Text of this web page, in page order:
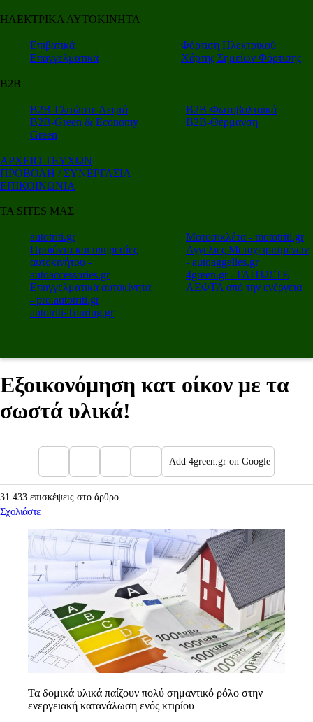
ΗΛΕΚΤΡΙΚΑ ΑΥΤΟΚΙΝΗΤΑ
Επιβατικά
Επαγγελματικά
Φόρτιση Ηλεκτρικού
Χάρτης Σημείων Φόρτισης
Β2Β
Β2Β-Γλιτώστε Λεφτά
Β2Β-Green & Economy
Green
Β2Β-Φωτοβολταϊκά
Β2Β-Θέρμανση
ΑΡΧΕΙΟ ΤΕΥΧΩΝ
ΠΡΟΒΟΛΗ / ΣΥΝΕΡΓΑΣΙΑ
ΕΠΙΚΟΙΝΩΝΙΑ
ΤΑ SITES ΜΑΣ
autotriti.gr
Προϊόντα και υπηρεσίες
αυτοκινήτου -
autoaccessories.gr
Επαγγελματικά αυτοκίνητα
- pro.autotriti.gr
autotriti-Touring.gr
Μοτοσικλέτα - mototriti.gr
Αγγελιες Μεταχειρισμένων
- autoaggelies.gr
4green.gr - ΓΛΙΤΩΣΤΕ
ΛΕΦΤΑ από την ενέργεια
Εξοικονόμηση κατ οίκον με τα
σωστά υλικά!
Add 4green.gr on Google
31.433 επισκέψεις στο άρθρο
Σχολιάστε
Τα δομικά υλικά παίζουν πολύ σημαντικό ρόλο στην
ενεργειακή κατανάλωση ενός κτιρίου